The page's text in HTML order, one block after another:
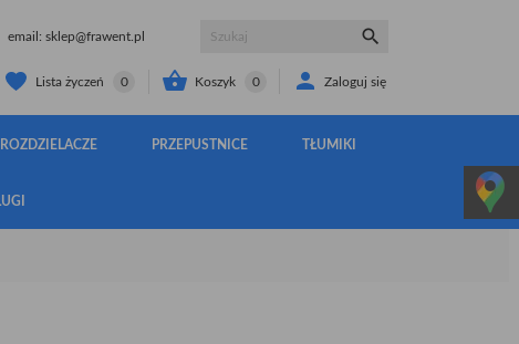
sklep@frawent.pl 
Lista życzeń 0  Koszyk 0  Zaloguj się
ROZDZIELACZE PRZEPUSTNICE TŁUMIKI